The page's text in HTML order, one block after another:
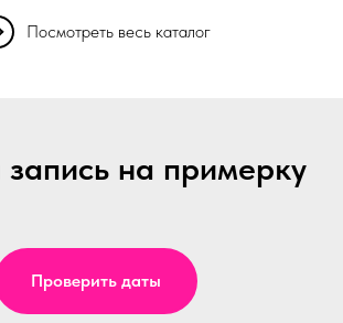
Посмотреть весь каталог
на примерку
Проверить даты